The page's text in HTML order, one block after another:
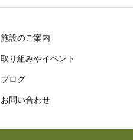
施設のご案内
取り組みやイベント
ブログ
お問い合わせ